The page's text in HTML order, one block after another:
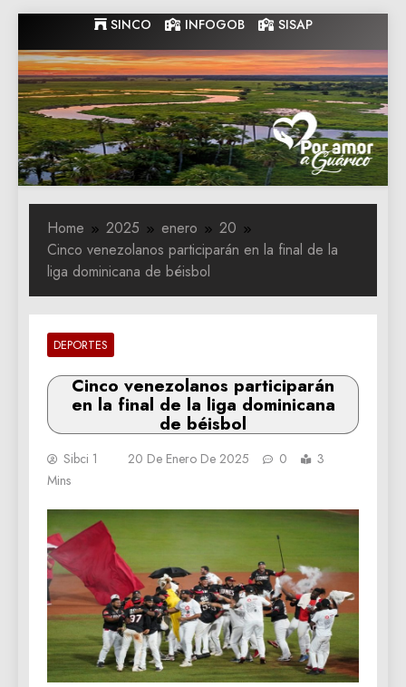
to
content
SINCO INFOGOB SISAP
Gobernacion
de Guarico
Gobernacion de Guarico
Home 2025 enero
20
Cinco venezolanos participarán en la final de la
liga dominicana de béisbol
DEPORTES
Cinco venezolanos participarán
en la final de la liga dominicana
de béisbol
Sibci 1 20 De Enero De 2025 0
3
Mins